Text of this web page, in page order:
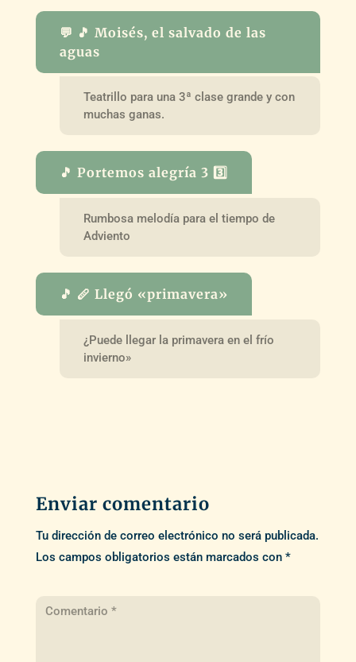
💬 🎵 Moisés, el salvado de las
aguas
Teatrillo para una 3ª clase grande y con
muchas ganas.
🎵 Portemos alegría 3 3️⃣
Rumbosa melodía para el tiempo de
Adviento
🎵 🪈 Llegó «primavera»
¿Puede llegar la primavera en el frío
invierno»
Enviar comentario
Tu dirección de correo electrónico no será publicada.
Los campos obligatorios están marcados con *